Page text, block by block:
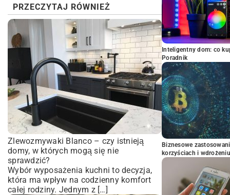
PRZECZYTAJ RÓWNIEŻ
Zlewozmywaki Blanco – czy istnieją
domy, w których mogą się nie
sprawdzić?
Wybór wyposażenia kuchni to decyzja,
która ma wpływ na codzienny komfort
całej rodziny. Jednym z […]
Inteligentny dom: co
Poradnik
Biznesowe
korzyściach i wdrożeniu